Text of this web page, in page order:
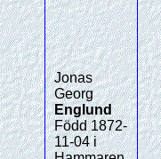
Jonas
Georg
Englund
Född 1872-
11-04 i